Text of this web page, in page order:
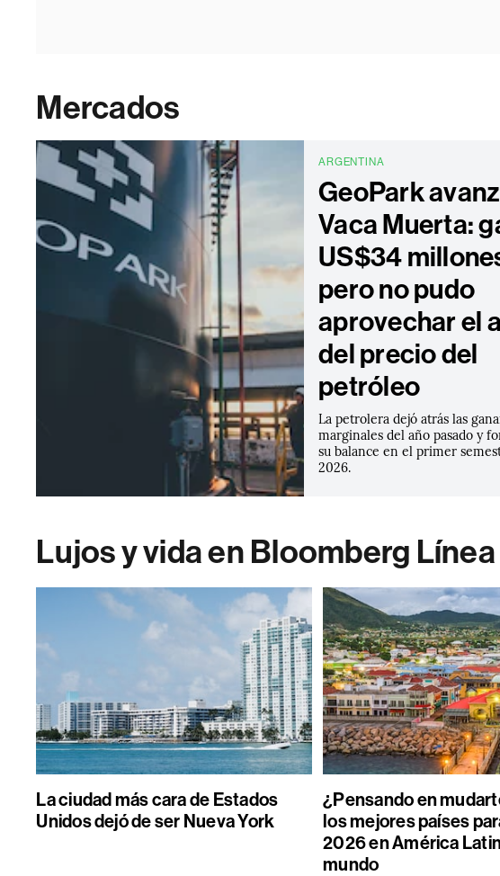
Mercados
ARGENTINA
GeoPark
Vaca Muerta:
US$34
pero no pudo
aprovechar el
del precio del
petróleo
La petrolera dejó atrás las
marginales del año pasado y
su balance en el primer
2026.
Lujos y vida en Bloomberg Línea
La ciudad más cara de Estados
Unidos dejó de ser Nueva York
¿Pensando en
los mejores países
2026 en América
mundo